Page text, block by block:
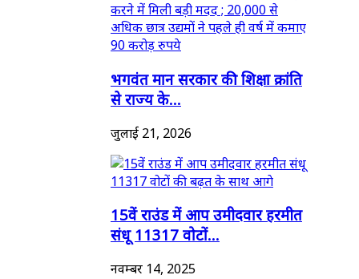
भगवंत मान सरकार की शिक्षा क्रांति
से राज्य के...
जुलाई 21, 2026
15वें राउंड में आप उमीदवार हरमीत
संधू 11317 वोटों...
नवम्बर 14, 2025